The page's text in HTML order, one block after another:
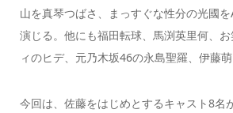
山を真琴つばさ、まっすぐな性分の光國
演じる。他にも福田転球、馬渕英里何、
ィのヒデ、元乃木坂46の永島聖羅、伊藤萌
今回は、佐藤をはじめとするキャスト8名